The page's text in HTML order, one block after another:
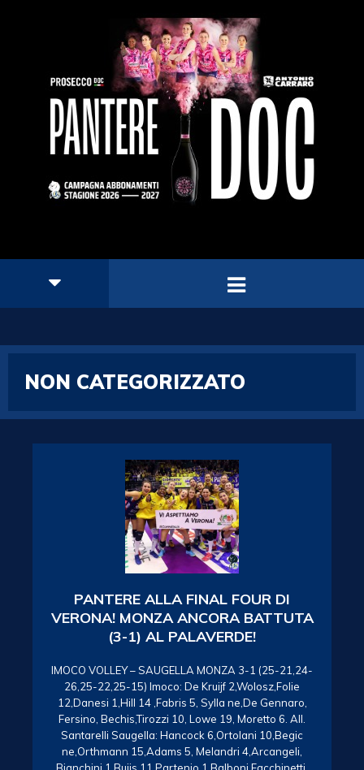
NON CATEGORIZZATO
PANTERE ALLA FINAL FOUR DI
VERONA! MONZA ANCORA BATTUTA
(3-1) AL PALAVERDE!
IMOCO VOLLEY – SAUGELLA MONZA 3-1 (25-21,24-
26,25-22,25-15) Imoco: De Kruijf 2,Wolosz,Folie
12,Danesi 1,Hill 14 ,Fabris 5, Sylla ne,De Gennaro,
Fersino, Bechis,Tirozzi 10, Lowe 19, Moretto 6. All.
Santarelli Saugella: Hancock 6,Ortolani 10,Begic
ne,Orthmann 15,Adams 5, Melandri 4,Arcangeli,